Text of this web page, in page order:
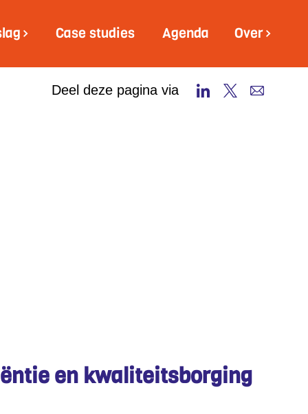
Case studies Agenda Over
Deel deze pagina via
en kwaliteitsborging